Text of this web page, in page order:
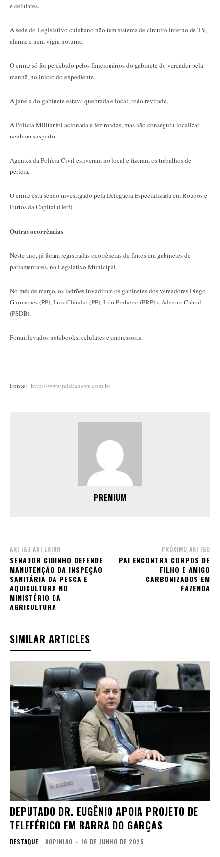
e celulares.
A sede do Legislativo cuiabano não tem sistema de circuito interno de TV,
alarme e nem vigia noturno.
O crime só foi percebido pelos funcionários do gabinete do vereador pela
manhã, no início do expediente.
A janela do gabinete estava quebrada e local, todo revirado.
A Polícia Militar foi acionada e fez rondas, mas não conseguiu localizar
nenhum suspeito.
Agentes da Polícia Civil estiveram no local e fizeram os trabalhos de
perícia.
O crime está sendo investigado pela Delegacia Especializada em Roubos e
Furtos da Capital (Derf).
Outras ocorrências
Neste ano, já foram registradas ocorrências de furtos em gabinetes de
parlamentares, no Legslativo Municipal.
No mês de março, os ladrões invadiram os gabinetes dos vereadores Diego
Guimarães (PP), Luis Cláudio (PP), Lilo Pinheiro (PRP) e Adevair Cabral
(PSDB).
Foram levados notebooks, celulares e impressoras.
Fonte: http://www.midianews.com.br
PREMIUM
ARTIGO ANTERIOR
SENADOR CIDINHO DEFENDE
MANUTENÇÃO DA INSPEÇÃO
SANITÁRIA DA PESCA E
AQUICULTURA NO
MINISTÉRIO DA
AGRICULTURA
PRÓXIMO ARTIGO
PAI ENCONTRA CORPOS DE
FILHO E AMIGO
CARBONIZADOS EM
FAZENDA
SIMILAR ARTICLES
DEPUTADO DR. EUGÊNIO APOIA PROJETO DE
TELEFÉRICO EM BARRA DO GARÇAS
DESTAQUE AOPINIAO - 16 DE JUNHO DE 2025